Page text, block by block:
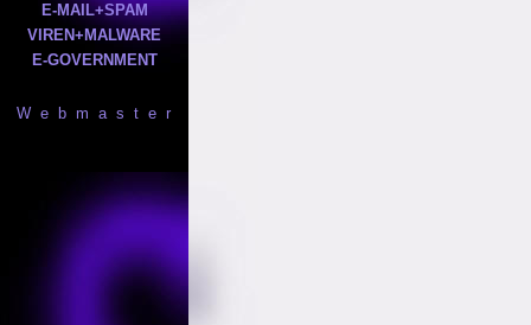
E-MAIL+SPAM
VIREN+MALWARE
E-GOVERNMENT
W e b m a s t e r